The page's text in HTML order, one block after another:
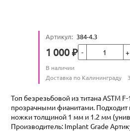
Артикул: 384-4.3
Цена
1 000 ₽Кол-во
Количество
В наличии
Условия доставки
Доставка по Калининграду
Топ безрезьбовой из титана ASTM
прозрачными фианитами.
ножки толщиной 1 мм и 1.2 мм
Производитель: Implant Grade